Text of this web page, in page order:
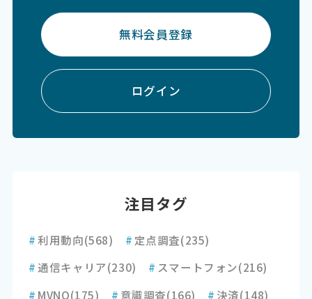
無料会員登録
ログイン
注目タグ
#利用動向(568) # 定点調査(235)
#通信キャリア(230) # スマートフォン(216)
# MVNO(175) # 意識調査(166) # 決済(148)